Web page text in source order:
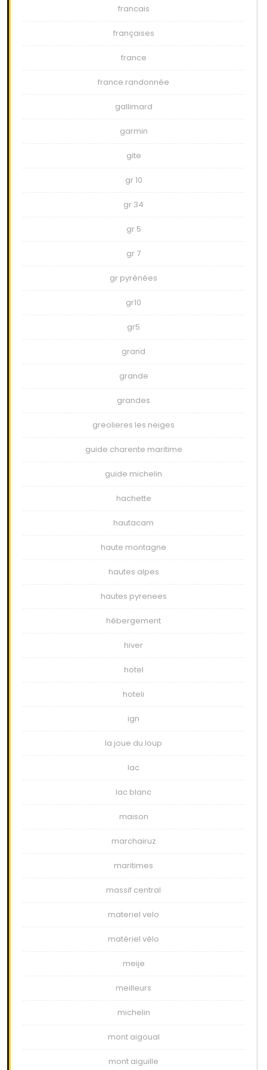
francais
françaises
france
france randonnée
gallimard
garmin
gite
gr 10
gr 34
gr 5
gr 7
gr pyrénées
gr10
gr5
grand
grande
grandes
greolieres les neiges
guide charente maritime
guide michelin
hachette
hautacam
haute montagne
hautes alpes
hautes pyrenees
hébergement
hiver
hotel
hoteli
ign
la joue du loup
lac
lac blanc
maison
marchairuz
maritimes
massif central
materiel velo
matériel vélo
meije
meilleurs
michelin
mont aigoual
mont aiguille